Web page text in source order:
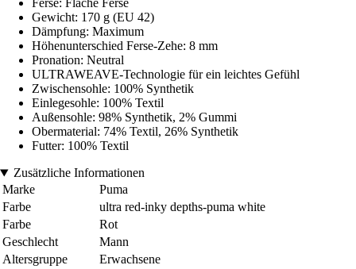
Ferse: Flache Ferse
Gewicht: 170 g (EU 42)
Dämpfung: Maximum
Höhenunterschied Ferse-Zehe: 8 mm
Pronation: Neutral
ULTRAWEAVE-Technologie für ein leichtes Gefühl
Zwischensohle: 100% Synthetik
Einlegesohle: 100% Textil
Außensohle: 98% Synthetik, 2% Gummi
Obermaterial: 74% Textil, 26% Synthetik
Futter: 100% Textil
Zusätzliche Informationen
Marke
Puma
Farbe
ultra red-inky depths-puma white
Farbe
Rot
Geschlecht
Mann
Altersgruppe
Erwachsene